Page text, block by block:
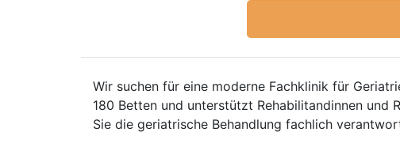
Wir suchen für eine moderne Fachklinik für
180 Betten und unterstützt Rehabilitandinnen und
Sie die geriatrische Behandlung fachlich